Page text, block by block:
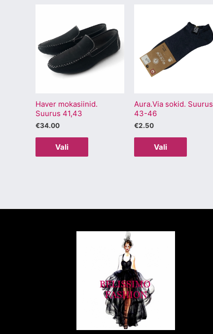
Haver mokasiinid.
Suurus 41,43
€34.00
Vali
tootel
on
mitu
varianti.
teha
Aura.Via sokid. Suurus
43-46
€2.50
Vali
tootel
mitu
teha